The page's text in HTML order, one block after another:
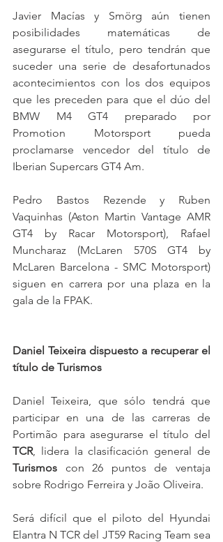
Javier Macías y Smörg aún tienen
posibilidades matemáticas de
asegurarse el título, pero tendrán que
suceder una serie de desafortunados
acontecimientos con los dos equipos
que les preceden para que el dúo del
BMW M4 GT4 preparado por
Promotion Motorsport pueda
proclamarse vencedor del título de
Iberian Supercars GT4 Am.
Pedro Bastos Rezende y Ruben
Vaquinhas (Aston Martin Vantage AMR
GT4 by Racar Motorsport), Rafael
Muncharaz (McLaren 570S GT4 by
McLaren Barcelona - SMC Motorsport)
siguen en carrera por una plaza en la
gala de la FPAK.
Daniel Teixeira dispuesto a recuperar el
título de Turismos
Daniel Teixeira, que sólo tendrá que
participar en una de las carreras de
TCR
Turismos con 26 puntos de ventaja
sobre Rodrigo Ferreira y João Oliveira.
Será difícil que el piloto del Hyundai
Elantra N TCR del JT59 Racing Team sea